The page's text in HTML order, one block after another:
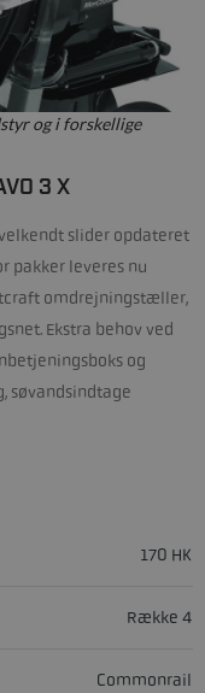
og i forskellige
3 X
slider opdateret
pakker leveres nu
omdrejningstæller,
Ekstra behov ved
og
søvandsindtage
170 HK
Række 4
Commonrail